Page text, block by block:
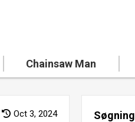
Chainsaw Man
Oct 3, 2024 Søgning